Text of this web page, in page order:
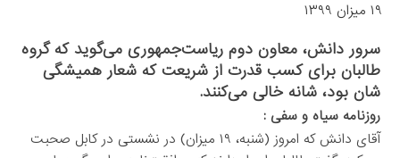
۱۹ میزان ۱۳۹۹
سرور دانش، معاون دوم ریاست‌جمهوری می‌گوید که گروه
طالبان برای کسب قدرت از شریعت که شعار همیشگی
شان بود، شانه خالی می‌کنند.
روزنامه سیاه و سفی :
آقای دانش که امروز (شنبه، ۱۹ میزان) در نشستی در کابل صحبت